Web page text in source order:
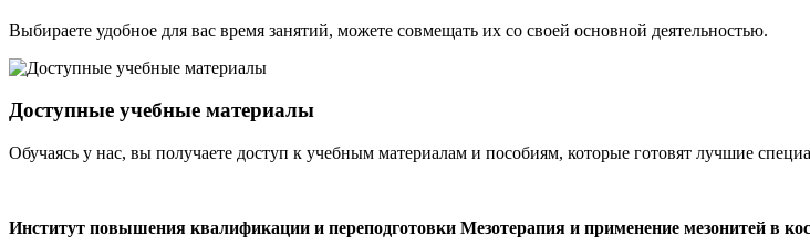
Выбираете удобное для вас время занятий, можете совмещать их со своей основной деятельностью.
Доступные учебные материалы
Обучаясь у нас, вы получаете доступ к учебным материалам и пособиям, которые готовят лучшие
Институт повышения квалификации и переподготовки Мезотерапия и применение мезонитей в